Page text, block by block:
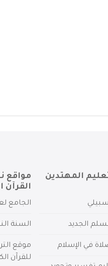
المهتدين
سبيلي
الجديد
في الإسلام
مواقع
القرآن
الجامع
السنة
موقع
للقرآن